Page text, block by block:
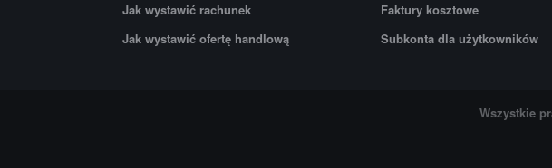
Jak wystawić rachunek
Jak wystawić ofertę handlową
Faktury kosztowe
Subkonta dla użytkowników
Wszystkie